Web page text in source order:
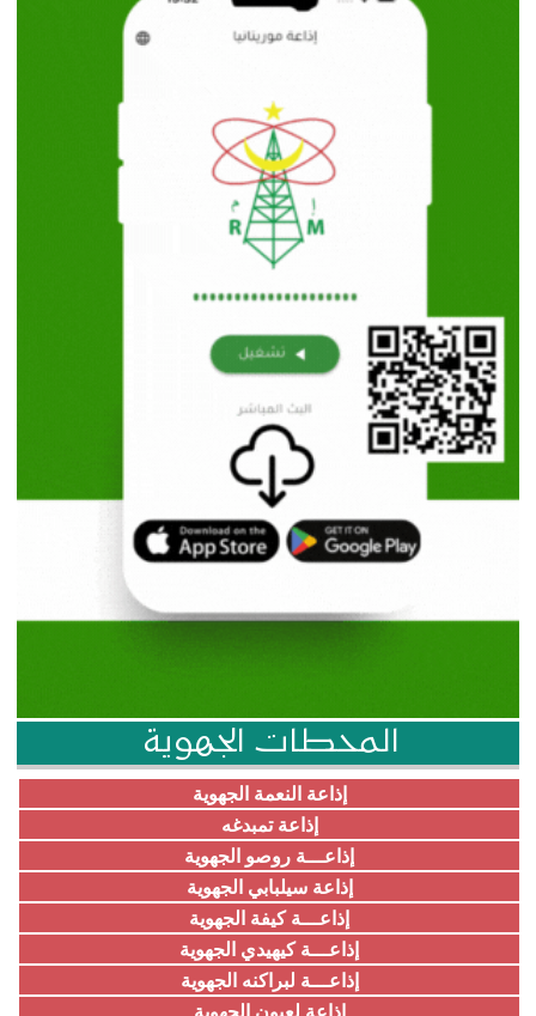
المحطات الجهوية
إذاعة النعمة الجهوية
إذاعة تمبدغه
إذاعـــة روصو الجهوية
إذاعة سيلبابي الجهوية
إذاعـــة كيفة الجهوية
إذاعـــة كيهيدي الجهوية
إذاعـــة لبراكنه الجهوية